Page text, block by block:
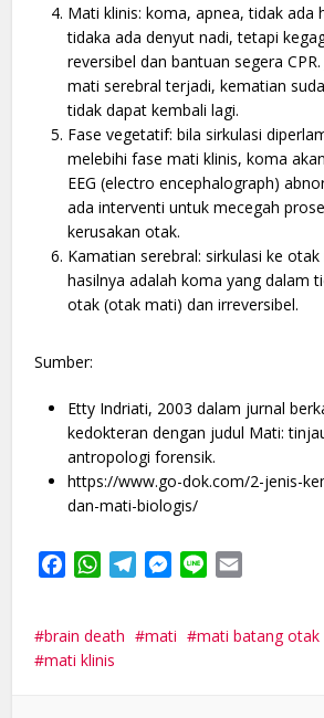
Mati klinis: koma, apnea, tidak ada
tidaka ada denyut nadi, tetapi
reversibel dan bantuan segera CPR.
mati serebral terjadi, kematian
tidak dapat kembali lagi.
Fase vegetatif: bila sirkulasi
melebihi fase mati klinis, koma
EEG (electro encephalograph)
ada interventi untuk mecegah
kerusakan otak.
Kamatian serebral: sirkulasi ke
hasilnya adalah koma yang dalam
otak (otak mati) dan irreversibel.
Sumber:
Etty Indriati, 2003 dalam jurnal
kedokteran dengan judul Mati:
antropologi forensik.
https://www.go-dok.com/2-jenis-
dan-mati-biologis/
FacebookWhatsApp
TelegramMessenger
Line
brain death mati mati batang otak
mati klinis